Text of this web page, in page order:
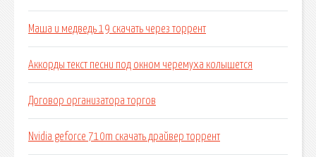
Маша и медведь 19 скачать через торрент
Аккорды текст песни под окном черемуха колышется
Договор организатора торгов
Nvidia geforce 710m скачать драйвер торрент